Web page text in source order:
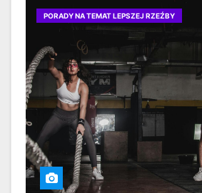
PORADY NA TEMAT LEPSZEJ RZEŹBY